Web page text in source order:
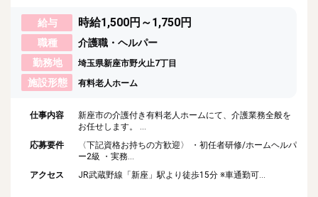
給与 時給1,500円～1,750円
職種
介護職・ヘルパー
勤務地
埼玉県新座市野火止7丁目
施設形態 有料老人ホーム
仕事内容
新座市の介護付き有料老人ホームにて、介護業務全般を
お任せします。 ...
応募要件
〈下記資格お持ちの方歓迎〉 ・初任者研修/ホームヘルパ
ー2級 ・実務...
アクセス
JR武蔵野線「新座」駅より徒歩15分 ※車通勤可...